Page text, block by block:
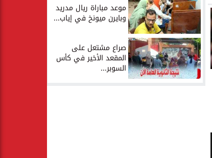
موعد مباراة ريال مدريد
وبايرن ميونخ في إياب...
صراع مشتعل على
المقعد الأخير في كأس
السوبر...